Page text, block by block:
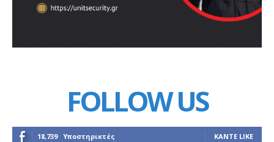
FOLLOW US
18,739 Υποστηρικτές ΚΆΝΤΕ LIKE